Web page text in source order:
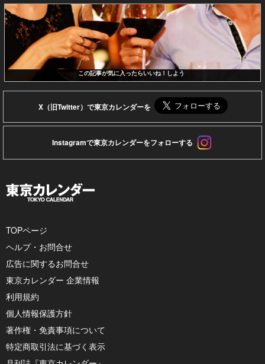
この記事が気に入ったらいいね！しよう
X（旧Twitter）で東京カレンダーを
Instagramで東京カレンダーをフォローする
TOPページ
ヘルプ・お問合せ
広告に関するお問合せ
東京カレンダー 企業情報
利用規約
個人情報保護方針
著作権・免責事項について
特定商取引法に基づく表示